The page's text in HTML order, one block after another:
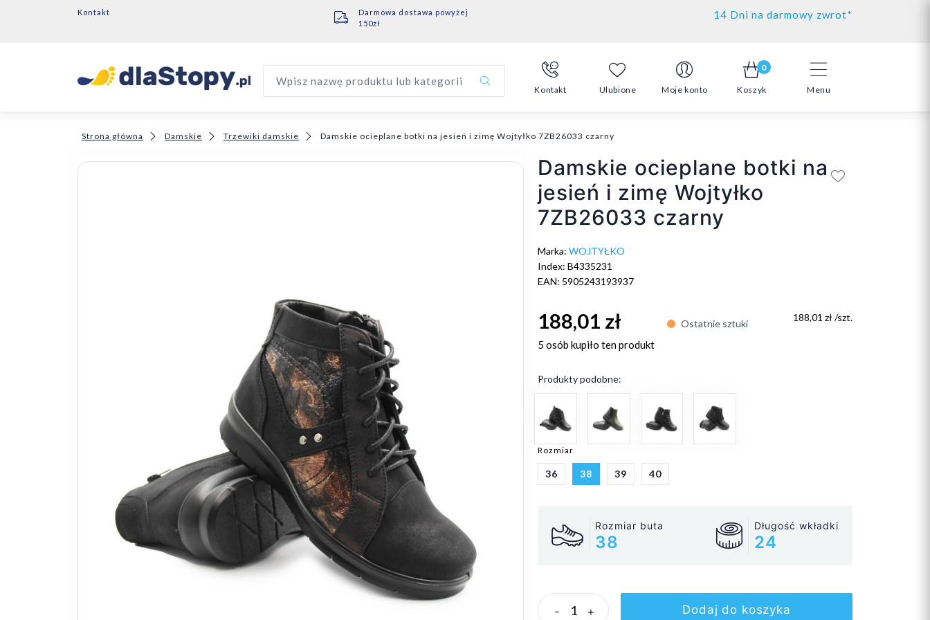
Kontakt
Darmowa dostawa powyżej
150zł
14 Dni na darmowy zwrot*
Menu
Wpisz nazwę produktu lub kategorii
Kontakt Ulubione Moje konto
0
Koszyk
Strona główna Damskie Trzewiki damskie Damskie ocieplane botki na jesień i zimę Wojtyłko 7ZB26033 czarny
Damskie ocieplane botki na
jesień i zimę Wojtyłko
7ZB26033 czarny
Marka: WOJTYŁKO
Index: B4335231
EAN: 5905243193937
188,01 zł Ostatnie sztuki
188,01 zł /szt.
5 osób kupiło ten produkt
Produkty podobne:
Rozmiar
36 38 39 40
Rozmiar buta
38
Długość wkładki
24
- + Dodaj do koszyka